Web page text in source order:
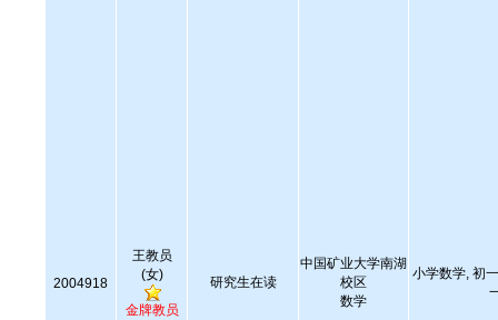
2004918
王教员
(女)
金牌教员
研究生在读
中国矿业大学南湖
校区
数学
小学数学, 初